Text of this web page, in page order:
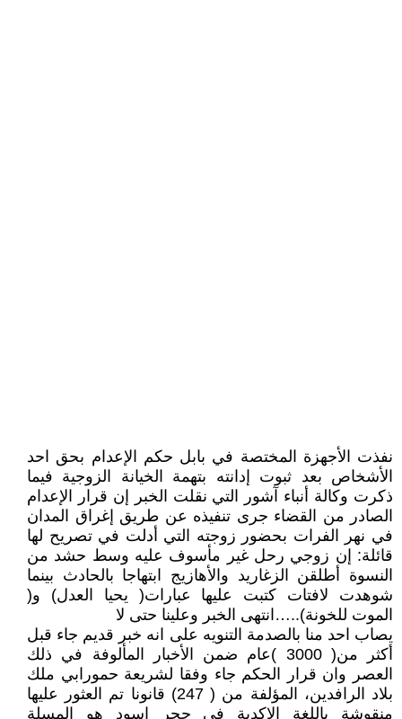
نفذت الأجهزة المختصة في بابل حكم الإعدام بحق احد
الأشخاص بعد ثبوت إدانته بتهمة الخيانة الزوجية فيما
ذكرت وكالة أنباء آشور التي نقلت الخبر إن قرار الإعدام
الصادر من القضاء جرى تنفيذه عن طريق إغراق المدان
في نهر الفرات بحضور زوجته التي أدلت في تصريح لها
قائلة: إن زوجي رحل غير مأسوف عليه وسط حشد من
النسوة أطلقن الزغاريد والأهازيج ابتهاجا بالحادث بينما
شوهدت لافتات كتبت عليها عبارات( يحيا العدل) و(
الموت للخونة)..…انتهى الخبر وعلينا حتى لا
يصاب احد منا بالصدمة التنويه على انه خبر قديم جاء قبل
أكثر من( 3000 )عام ضمن الأخبار المألوفة في ذلك
العصر وان قرار الحكم جاء وفقا لشريعة حمورابي ملك
بلاد الرافدين، المؤلفة من ( 247) قانونا تم العثور عليها
منقوشة باللغة الاكدية في حجر اسود هو المسلة